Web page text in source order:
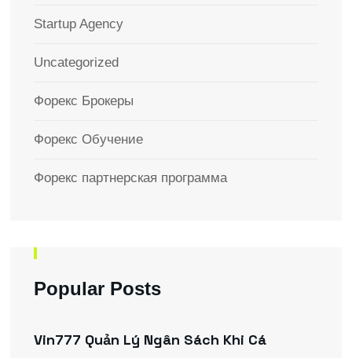
Startup Agency
Uncategorized
Форекс Брокеры
Форекс Обучение
Форекс партнерская программа
Popular Posts
Vin777 Quản Lý Ngân Sách Khi Cá